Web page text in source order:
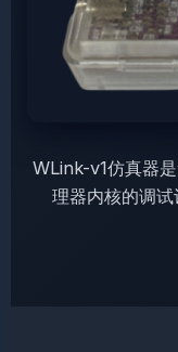
WLink-v1仿真器
理器内核的调
安全处理器IP